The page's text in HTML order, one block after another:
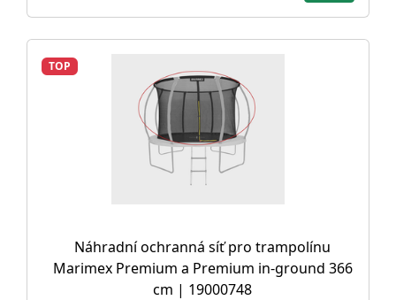
TOP
Náhradní ochranná síť pro trampolínu
Marimex Premium a Premium in-ground 366
cm | 19000748